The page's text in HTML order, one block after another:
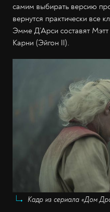
самим выбирать версию
вернутся практически все
Эмме Д’Арси составят
Карни (Эйгон II).
Кадр из сериала «Дом